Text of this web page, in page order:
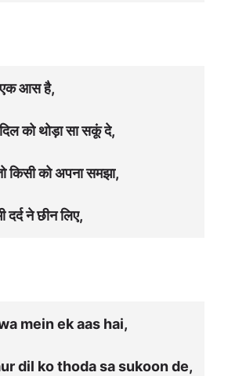
एक आस है,
को थोड़ा सा सकूं दे,
किसी को अपना समझा,
ने छीन लिए,
mein ek aas hai,
dil ko thoda sa sukoon de,